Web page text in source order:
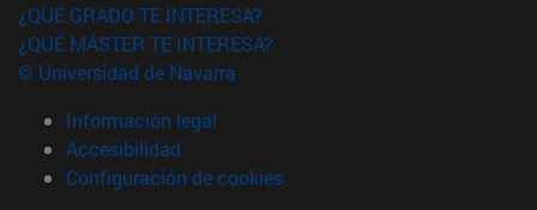
¿QUÉ GRADO TE INTERESA?
¿QUÉ MÁSTER TE INTERESA?
© Universidad de Navarra
Información legal
Accesibilidad
Configuración de cookies